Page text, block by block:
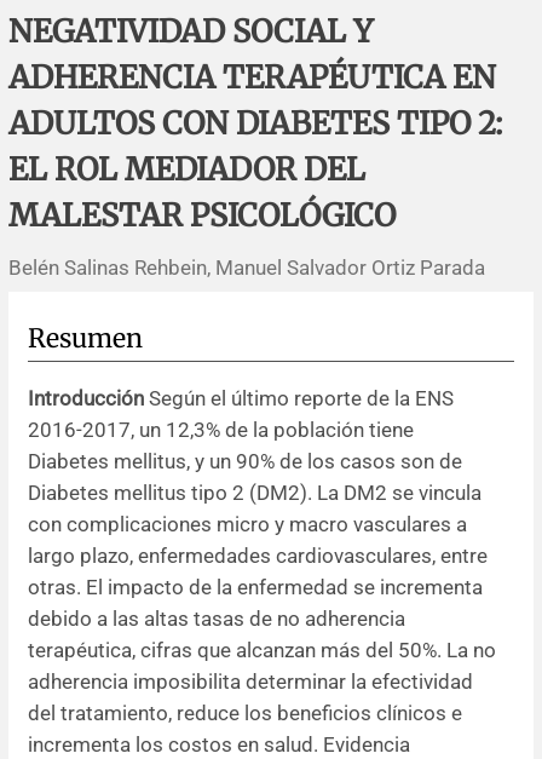
Errata y notas de reserva
Agradecimientos
Impressum
Revisiones sistemáticas
Protocolos
Evaluaciones económicas
Revisiones clínicas
Artículos de revisión
Notas metodológicas
Comunicaciones breves
Problemas de salud pública
Notas históricas y reseñas
Ensayos
Reporte de caso
Notas técnicas
Práctica clínica
Descripción
Política de cobros
Políticas editoriales
Instrucciones para autores
Patrocinadores y financiamiento
Editores
Comité editorial
Resúmenes de congresos
Noticias
NEGATIVIDAD SOCIAL Y
ADHERENCIA TERAPÉUTICA EN
ADULTOS CON DIABETES TIPO 2:
EL ROL MEDIADOR DEL
MALESTAR PSICOLÓGICO
Belén Salinas Rehbein, Manuel Salvador Ortiz Parada
Resumen
Introducción Según el último reporte de la ENS
2016-2017, un 12,3% de la población tiene
Diabetes mellitus, y un 90% de los casos son de
Diabetes mellitus tipo 2 (DM2). La DM2 se vincula
con complicaciones micro y macro vasculares a
largo plazo, enfermedades cardiovasculares, entre
otras. El impacto de la enfermedad se incrementa
debido a las altas tasas de no adherencia
terapéutica, cifras que alcanzan más del 50%. La no
adherencia imposibilita determinar la efectividad
del tratamiento, reduce los beneficios clínicos e
incrementa los costos en salud. Evidencia